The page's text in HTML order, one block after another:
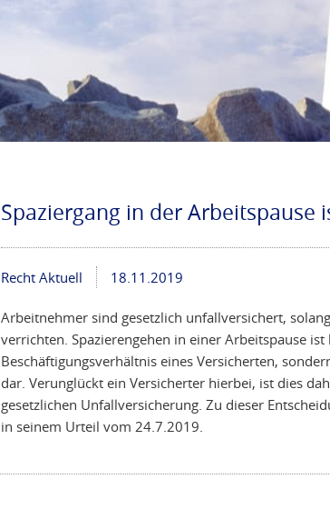
Spaziergang in der
Recht Aktuell 18.11.2019
Arbeitnehmer sind gesetzlich unfallversichert,
verrichten. Spazierengehen in einer Arbeitspause
Beschäftigungsverhältnis eines Versicherten,
dar. Verunglückt ein Versicherter hierbei, ist dies
gesetzlichen Unfallversicherung. Zu dieser
in seinem Urteil vom 24.7.2019.